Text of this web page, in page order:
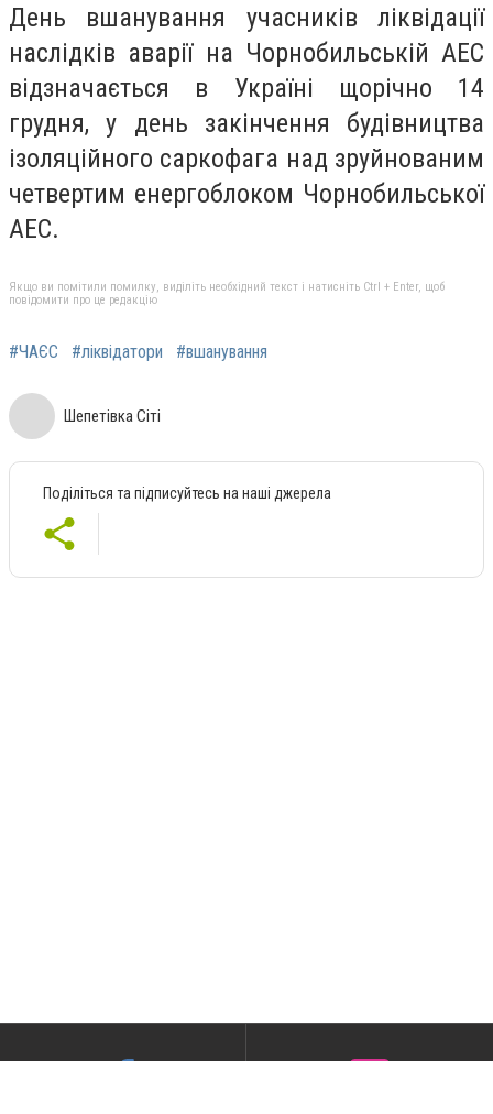
День вшанування учасників ліквідації
наслідків аварії на Чорнобильській АЕС
відзначається в Україні щорічно 14
грудня, у день закінчення будівництва
ізоляційного саркофага над зруйнованим
четвертим енергоблоком Чорнобильської
АЕС.
Якщо ви помітили помилку, виділіть необхідний текст і натисніть Ctrl + Enter, щоб
повідомити про це редакцію
#ЧАЄС #ліквідатори #вшанування
Шепетівка Сіті
Поділіться та підписуйтесь на наші джерела